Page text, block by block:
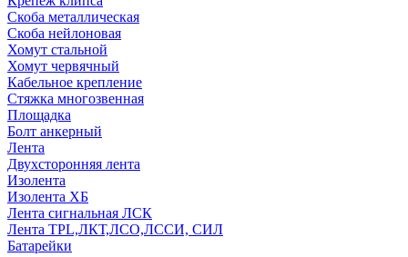
Скоба металлическая
Скоба нейлоновая
Хомут стальной
Хомут червячный
Кабельное крепление
Стяжка многозвенная
Площадка
Болт анкерный
Лента
Двухсторонняя лента
Изолента
Изолента ХБ
Лента сигнальная ЛСК
Лента TPL,ЛКТ,ЛСО,ЛССИ, СИЛ
Батарейки